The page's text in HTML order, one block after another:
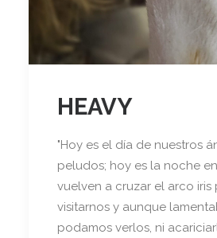
HEAVY
"Hoy es el día de nuestros
peludos; hoy es la noche
vuelven a cruzar el arco iris
visitarnos y aunque
podamos verlos, ni